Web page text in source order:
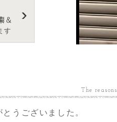
The reasons
うございました。